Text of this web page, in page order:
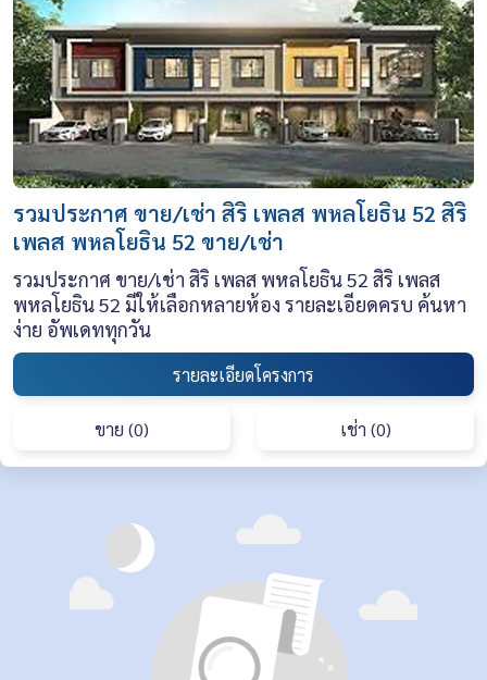
รวมประกาศ ขาย/เช่า สิริ เพลส พหลโยธิน 52 สิริ
เพลส พหลโยธิน 52 ขาย/เช่า
รวมประกาศ ขาย/เช่า สิริ เพลส พหลโยธิน 52 สิริ เพลส
พหลโยธิน 52 มีให้เลือกหลายห้อง รายละเอียดครบ ค้นหา
ง่าย อัพเดททุกวัน
รายละเอียดโครงการ
ขาย (0) เช่า (0)